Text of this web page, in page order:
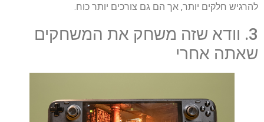
להרגיש חלקים יותר, אך הם גם צורכים יותר כוח.
3. וודא שזה משחק את המשחקים
שאתה אחרי